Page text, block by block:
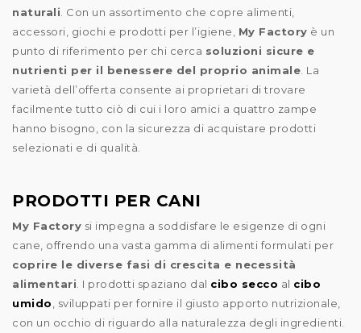
naturali . Con un assortimento che copre alimenti,
accessori, giochi e prodotti per l’igiene, My Factory è un
punto di riferimento per chi cerca soluzioni sicure e
nutrienti per il benessere del proprio animale . La
varietà dell’offerta consente ai proprietari di trovare
facilmente tutto ciò di cui i loro amici a quattro zampe
hanno bisogno, con la sicurezza di acquistare prodotti
selezionati e di qualità.
PRODOTTI PER CANI
My Factory si impegna a soddisfare le esigenze di ogni
cane, offrendo una vasta gamma di alimenti formulati per
coprire le diverse fasi di crescita e necessità
alimentari . I prodotti spaziano dal cibo secco al cibo
umido , sviluppati per fornire il giusto apporto nutrizionale,
con un occhio di riguardo alla naturalezza degli ingredienti.